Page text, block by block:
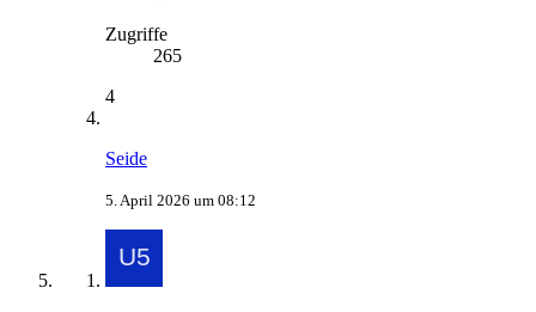
Zugriffe
265
4
Seide
5. April 2026 um 08:12